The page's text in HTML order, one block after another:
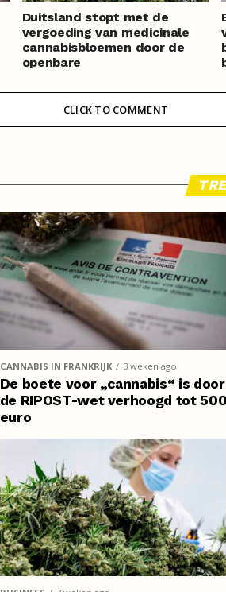
Duitsland stopt met de
vergoeding van medicinale
cannabisbloemen door de
openbare
CLICK TO COMMENT
CANNABIS IN FRANKRIJK 3 weken ago
De boete voor „cannabis“ is door
de RIPOST-wet verhoogd tot 500
euro